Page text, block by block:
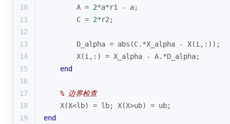
10
        A =
2*a*r1 - a;
11
        C =
2*r2;
12
13
        D_alpha =
abs (C.*X_alpha - X(i ,:));
14
        X(
i ,:) = X_alpha - A.*D_alpha;
15
end
16
17
% 边界检查
18
    X(X<lb) = lb; X(X>ub) = ub;
19
end